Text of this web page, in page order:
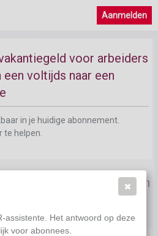
Aanmelden
bij een overstap
een deeltijds werkregime
voor arbeiders
voltijds naar een
in je huidige abonnement.
te helpen.
voor bedienden
voltijds naar een
assistente. Het antwoord op deze
voor abonnees.